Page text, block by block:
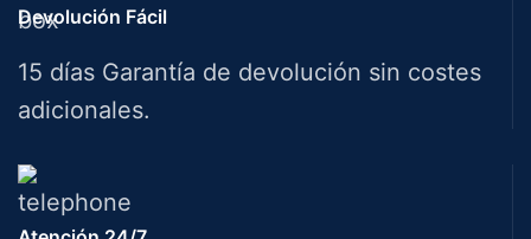
Devolución Fácil
15 días Garantía de devolución sin costes
adicionales.